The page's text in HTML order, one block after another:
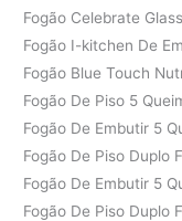
Fogão Celebrate
Fogão I-kitchen De
Fogão Blue Touch
Fogão De Piso 5
Fogão De Embutir 5
Fogão De Piso Duplo
Fogão De Embutir 5
Fogão De Piso Duplo